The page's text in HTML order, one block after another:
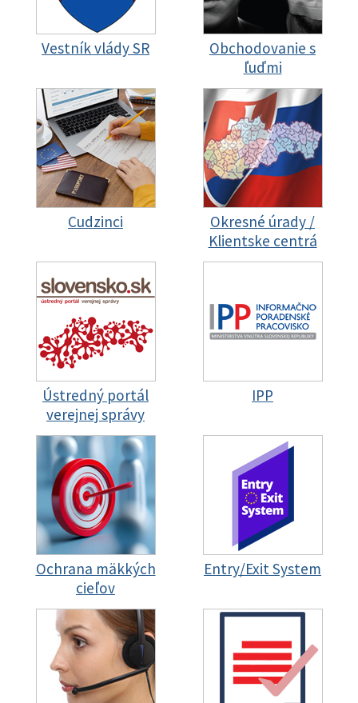
Vestník vlády SR
Obchodovanie s
ľuďmi
Cudzinci
Okresné úrady /
Klientske centrá
Ústredný portál
verejnej správy
IPP
Ochrana mäkkých
cieľov
Entry/Exit System